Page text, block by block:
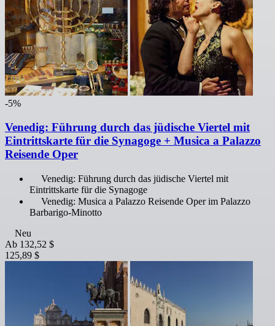
-5%
Venedig: Führung durch das jüdische Viertel mit
Eintrittskarte für die Synagoge + Musica a Palazzo
Reisende Oper
Venedig: Führung durch das jüdische Viertel mit
Eintrittskarte für die Synagoge
Venedig: Musica a Palazzo Reisende Oper im Palazzo
Barbarigo-Minotto
Neu
Ab 132,52 $
125,89 $